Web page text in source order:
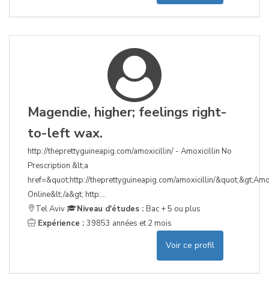
Magendie, higher; feelings right-
to-left wax.
http://theprettyguineapig.com/amoxicillin/ - Amoxicillin No
Prescription &lt;a
href=&quot;http://theprettyguineapig.com/amoxicillin/
Online&lt;/a&gt; http:...
Tel Aviv
Niveau d'études : Bac + 5 ou plus
Expérience : 39853 années et 2 mois
Voir ce profil